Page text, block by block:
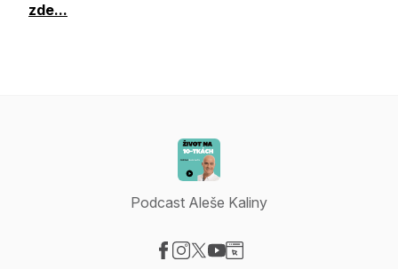
zde...
Podcast Aleše Kaliny